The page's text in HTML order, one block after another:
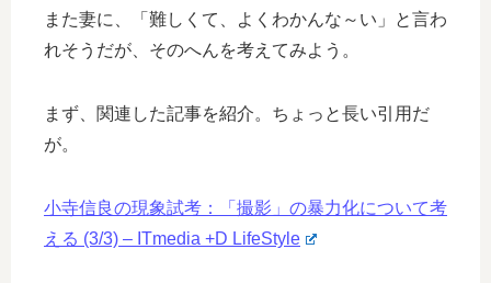
また妻に、「難しくて、よくわかんな～い」と言わ
れそうだが、そのへんを考えてみよう。
まず、関連した記事を紹介。ちょっと長い引用だ
が。
小寺信良の現象試考：「撮影」の暴力化について考
える (3/3) – ITmedia +D LifeStyle